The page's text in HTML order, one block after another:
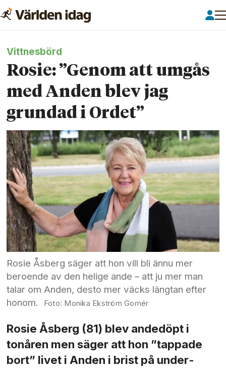
Vittnesbörd
Rosie: ”Genom att umgås
med Anden blev jag
grundad i Ordet”
Rosie Åsberg säger att hon vill bli ännu mer
beroende av den helige ande – att ju mer man
talar om Anden, desto mer väcks längtan efter
honom.
Monika Ekström Gomér
Rosie Åsberg (81) blev andedöpt i
tonåren men säger att hon ”tappade
bort” livet i Anden i brist på under­